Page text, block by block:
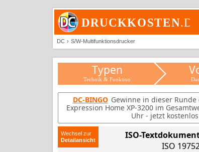
DC S/W-Multifunktionsdrucker
Typen
Technik & Funktion
DC-BINGO Gewinne in dieser Runde
Expression Home XP-3200 im
Uhr - jetzt
Wechsel zur
ISO-
ISO